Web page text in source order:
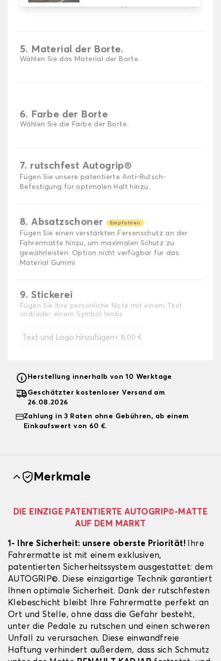
Wählen Sie die Farbe Ihres Teppichs Auto.
5. Material der Borte.
Wählen Sie das Material der Borte.
6. Farbe der Borte
Wählen Sie die Farbe der Borte.
7. rutschfest Autogrip®
Fügen Sie unsere patentierte Anti-Rutsch-
Befestigung für optimalen Halt hinzu.
8. Absatzschoner Empfohlen
Fügen Sie einen verstärkten Fersenschutz an der
Fahrermatte hinzu, um maximalen Schutz zu
gewährleisten. Option nicht verfügbar für das
Material Gummi
9. Stickerei
Fügen Sie Ihre persönliche Note mit einem Text
und/oder einem Symbol hinzu
Text und Logo hinzufügen+ 8,00 €
Herstellung innerhalb von 10 Werktage
Geschätzter kostenloser Versand am
26.08.2026
Zahlung in 3 Raten ohne Gebühren, ab einem
Einkaufswert von 60 €.
Merkmale
DIE EINZIGE PATENTIERTE AUTOGRIP©-MATTE
AUF DEM MARKT
1- Ihre Sicherheit: unsere oberste Priorität! Ihre
Fahrermatte ist mit einem exklusiven,
patentierten Sicherheitssystem ausgestattet: dem
AUTOGRIP©. Diese einzigartige Technik garantiert
Ihnen optimale Sicherheit. Dank der rutschfesten
Klebeschicht bleibt Ihre Fahrermatte perfekt an
Ort und Stelle, ohne dass die Gefahr besteht,
unter die Pedale zu rutschen und einen schweren
Unfall zu verursachen. Diese einwandfreie
Haftung verhindert außerdem, dass sich Schmutz